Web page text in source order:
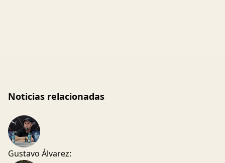
Noticias relacionadas
Gustavo Álvarez: